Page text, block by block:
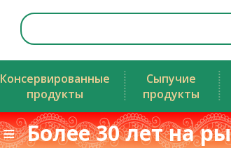
Консервированные
продукты
Сыпучие
продукты
≡ Более 30 лет на